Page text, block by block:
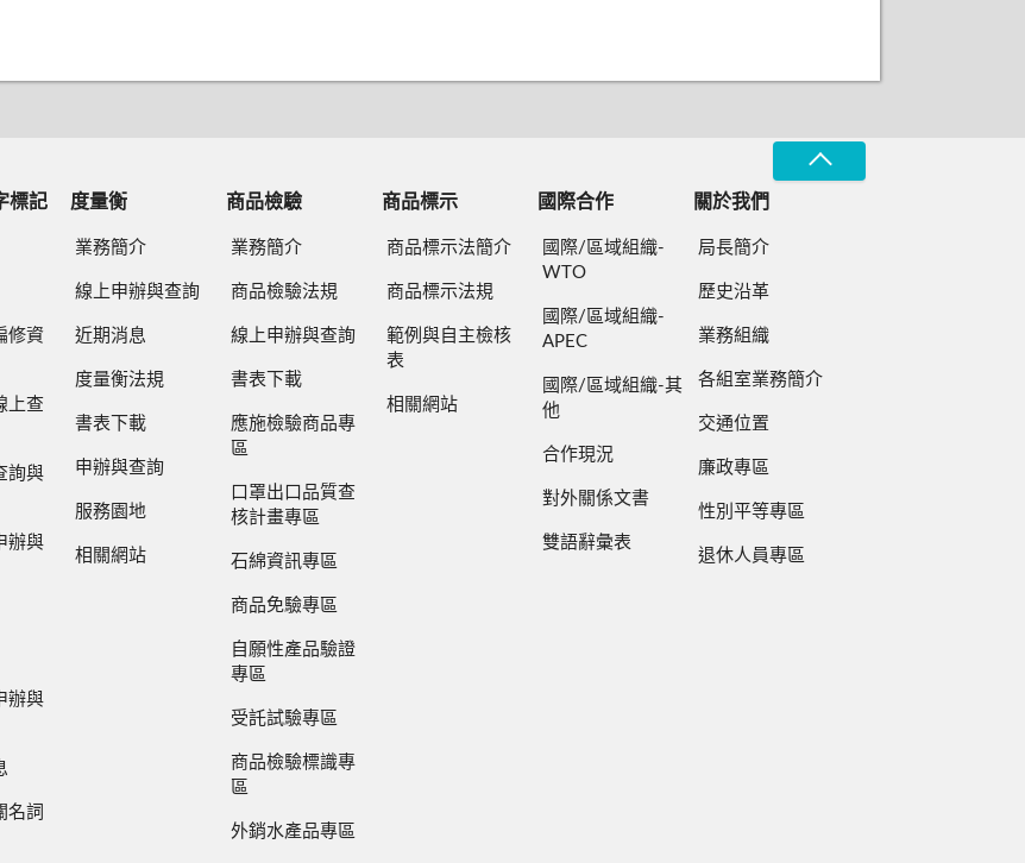
標記
修資
上查
詢與
辦與
辦與
名詞
度量衡
業務簡介
線上申辦與查詢
近期消息
度量衡法規
書表下載
申辦與查詢
服務園地
相關網站
商品檢驗
業務簡介
商品檢驗法規
線上申辦與查詢
書表下載
應施檢驗商品專
區
口罩出口品質查
核計畫專區
石綿資訊專區
商品免驗專區
自願性產品驗證
專區
受託試驗專區
商品檢驗標識專
區
外銷水產品專區
商品標示
商品標示法簡介
商品標示法規
範例與自主檢核
表
相關網站
國際合作
國際/區域組織-
WTO
國際/區域組織-
APEC
國際/區域組織-其
他
合作現況
對外關係文書
雙語辭彙表
關於我們
局長簡介
歷史沿革
業務組織
各組室業務簡介
交通位置
廉政專區
性別平等專區
退休人員專區